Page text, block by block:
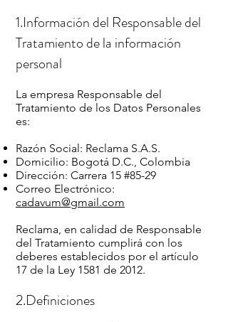
1.Información del Responsable del
Tratamiento de la información
personal
La empresa Responsable del
Tratamiento de los Datos Personales
es:
Razón Social: Reclama S.A.S.
Domicilio: Bogotá D.C., Colombia
Dirección: Carrera 15 #85-29
Correo Electrónico:
cadavum@gmail.com
Reclama, en calidad de Responsable
del Tratamiento cumplirá con los
deberes establecidos por el artículo
17 de la Ley 1581 de 2012.
2.Definiciones